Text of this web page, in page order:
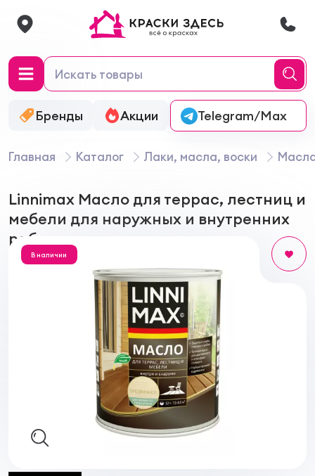
Бренды Акции Онлайн-колеровка
Telegram/Max
Главная Каталог Лаки, масла, воски
Linnimax Масло для террас, лестниц и
мебели для наружных и внутренних
работ
В наличии